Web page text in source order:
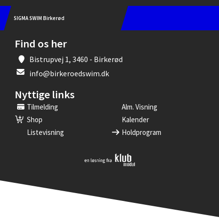
SIGMA SWIM Birkerød
Find os her
Bistrupvej 1, 3460 - Birkerød
info@birkeroedswim.dk
Nyttige links
Tilmelding
Alm. Visning
Shop
Kalender
Listevisning
Holdprogram